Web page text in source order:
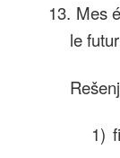
13. Mes
le
1)